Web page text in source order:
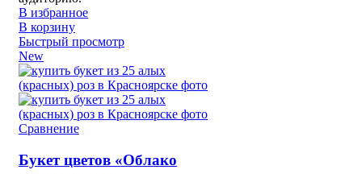
В избранное
В корзину
Быстрый просмотр
New
Сравнение
Букет цветов «Облако